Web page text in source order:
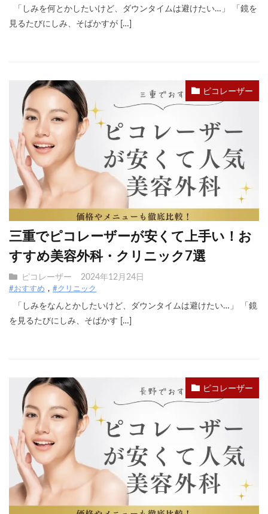
「しみを何とかしたいけど、ダウンタイムは避けたい…」 「鏡を
見るたびにしみ、そばかすが […]
ピコレーザー
三重でピコレーザーが安くて上手い！お
すすめ美容外科・クリニック7選
ピコレーザー 2024年12月24日
#おすすめ #クリニック
「しみをなんとかしたいけど、ダウンタイムは避けたい…」 「鏡
を見るたびにしみ、そばかす […]
ピコレーザー